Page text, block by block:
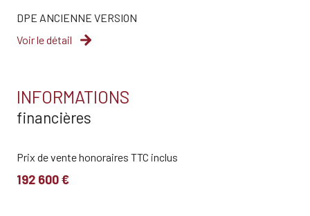
DPE ANCIENNE VERSION
Voir le détail
INFORMATIONS
financières
Prix de vente honoraires TTC inclus
192 600 €